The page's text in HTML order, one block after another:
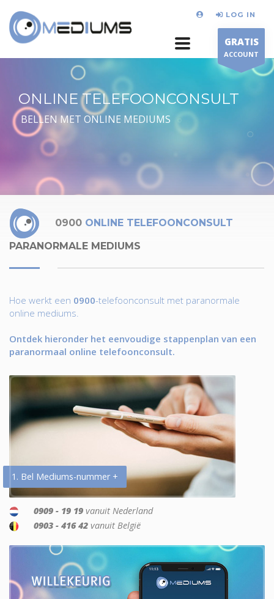
LOG IN
GRATIS
ACCOUNT
ONLINE TELEFOONCONSULT
BELLEN MET ONLINE MEDIUMS
0900 ONLINE TELEFOONCONSULT
PARANORMALE MEDIUMS
Hoe werkt een 0900-telefoonconsult met paranormale
online mediums.
Ontdek hieronder het eenvoudige stappenplan van een
paranormaal online telefoonconsult.
1. Bel Mediums-nummer +
0909 - 19 19 vanuit Nederland
0903 - 416 42 vanuit België